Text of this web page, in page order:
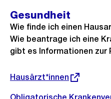
Gesundheit
Wie finde ich einen
Wie beantrage ich eine
gibt es Informationen zur
Externer
Hausärzt*innen